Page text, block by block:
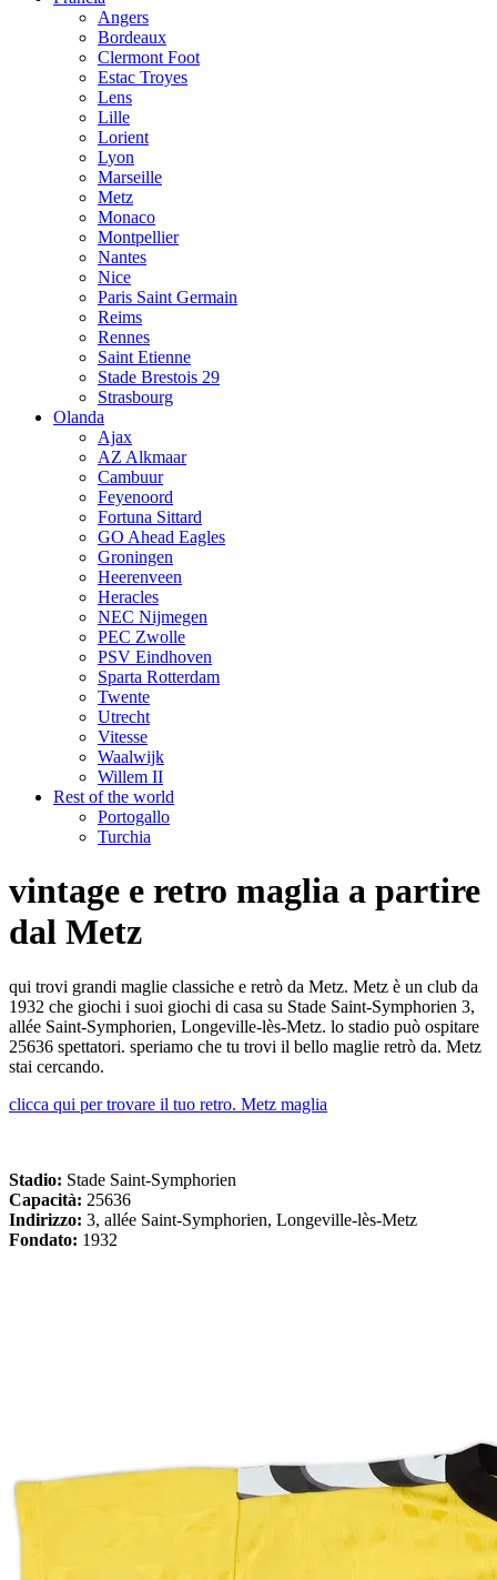
Angers
Bordeaux
Clermont Foot
Estac Troyes
Lens
Lille
Lorient
Lyon
Marseille
Metz
Monaco
Montpellier
Nantes
Nice
Paris Saint Germain
Reims
Rennes
Saint Etienne
Stade Brestois 29
Strasbourg
Olanda
Ajax
AZ Alkmaar
Cambuur
Feyenoord
Fortuna Sittard
GO Ahead Eagles
Groningen
Heerenveen
Heracles
NEC Nijmegen
PEC Zwolle
PSV Eindhoven
Sparta Rotterdam
Twente
Utrecht
Vitesse
Waalwijk
Willem II
Rest of the world
Portogallo
Turchia
vintage e retro maglia a partire
dal Metz
qui trovi grandi maglie classiche e retrò da Metz. Metz è un club da
1932 che giochi i suoi giochi di casa su Stade Saint-Symphorien 3,
allée Saint-Symphorien, Longeville-lès-Metz. lo stadio può ospitare
25636 spettatori. speriamo che tu trovi il bello maglie retrò da. Metz
stai cercando.
clicca qui per trovare il tuo retro. Metz maglia
Stadio: Stade Saint-Symphorien
Capacità: 25636
Indirizzo: 3, allée Saint-Symphorien, Longeville-lès-Metz
Fondato: 1932